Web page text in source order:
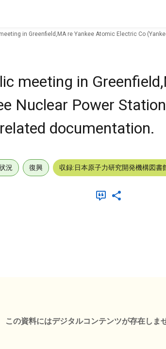
in Greenfield,MA re Yankee Atomic Electric Co
meeting in
Nuclear Power
documentation.
況 復興 収録:日本原子力研究開発機構図書
この資料にはデジタルコンテンツが存在しませ